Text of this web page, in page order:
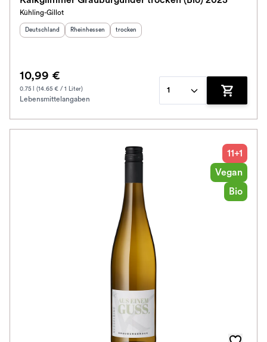
Kühling-Gillot
Herkunftsland
Deutschland Herkunftsregion :
Rheinhessen Geschmack
trocken
10,99 €
0.75 l (14.65 € / 1 Liter)
Lebensmittelangaben
1
Zum
11+1
Vegan
Bio